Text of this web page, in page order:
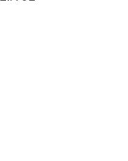
PLUS - 2004-2009
- 1999-2003
- 2003-2006